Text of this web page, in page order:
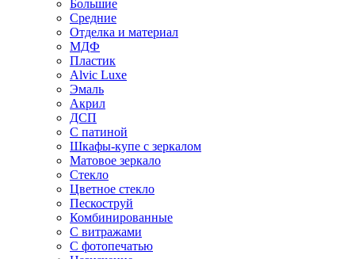
Большие
Средние
Отделка и материал
МДФ
Пластик
Alvic Luxe
Эмаль
Акрил
ДСП
С патиной
Шкафы-купе с зеркалом
Матовое зеркало
Стекло
Цветное стекло
Пескоструй
Комбинированные
С витражами
С фотопечатью